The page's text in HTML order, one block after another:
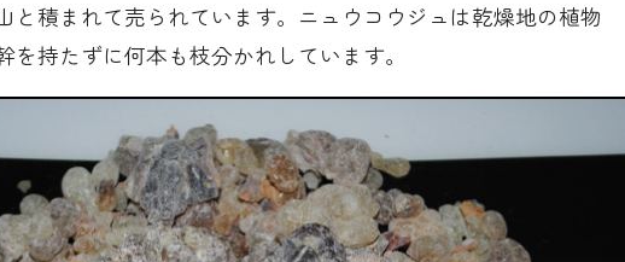
と積まれて売られています。ニュウコウジュは乾燥地の植物
を持たずに何本も枝分かれしています。